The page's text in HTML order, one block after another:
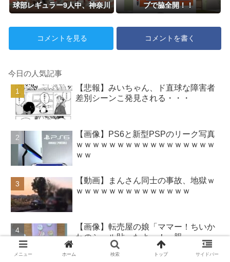
球部レギュラー9人中、神奈川
ブで脇全開！！
コメントを見る コメントを書く
今日の人気記事
【悲報】みいちゃん、ド直球な障害者
差別シーンこ発見される・・・
【画像】PS6と新型PSPのリーク写真
ｗｗｗｗｗｗｗｗｗｗｗｗｗｗｗｗｗ
ｗｗ
【動画】まんさん同士の事故、地獄ｗ
ｗｗｗｗｗｗｗｗｗｗｗｗｗｗ
【画像】転売屋の娘「ママー！ちいか
わのシール貼ったよー！」親
「！！！！！！」
メニュー ホーム 検索 トップ サイドバー